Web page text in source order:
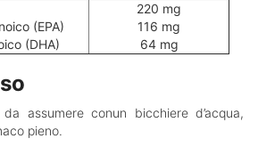
(EPA)
(DHA)
220 mg
116 mg
64 mg
assumere conun bicchiere d’acqua,
pieno.